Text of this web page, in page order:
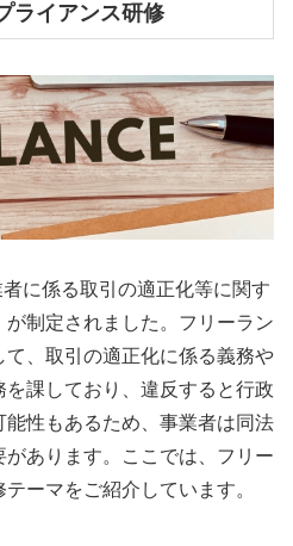
ライアンス研修
に係る取引の適正化等に関す
制定されました。フリーラン
、取引の適正化に係る義務や
課しており、違反すると行政
性もあるため、事業者は同法
あります。ここでは、フリー
ーマをご紹介しています。